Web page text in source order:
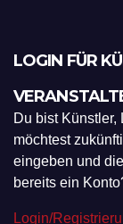
LOGIN FÜR
Du bist Künstler,
möchtest
eingeben und
bereits ein
Login/